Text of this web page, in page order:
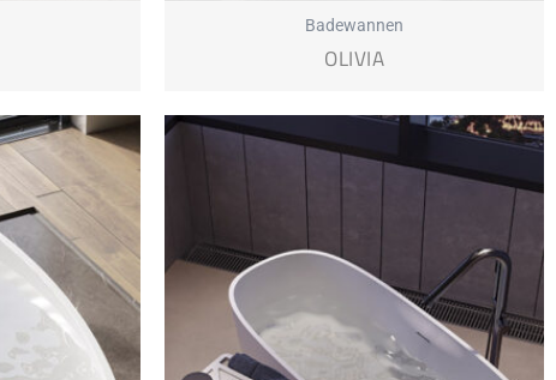
Badewannen
OLIVIA